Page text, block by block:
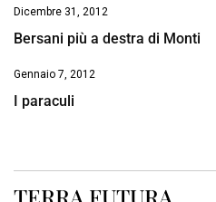
Dicembre 31, 2012
Bersani più a destra di Monti
Gennaio 7, 2012
I paraculi